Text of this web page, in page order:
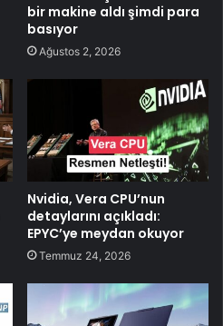
bir makine aldı şimdi para
basıyor
Ağustos 2, 2026
Nvidia, Vera CPU’nun
detaylarını açıkladı:
EPYC’ye meydan okuyor
Temmuz 24, 2026